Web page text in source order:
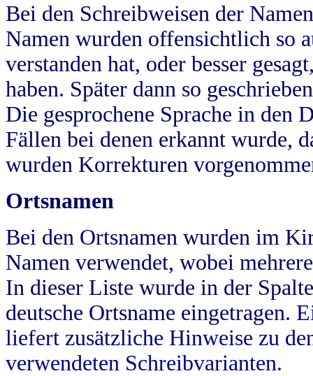
Bei den Schreibweisen der
Namen wurden offensichtlich so
verstanden hat, oder besser
haben. Später dann so
Die gesprochene Sprache in
Fällen bei denen erkannt wurde,
wurden Korrekturen
Ortsnamen
Bei den Ortsnamen wurden im
Namen verwendet, wobei
In dieser Liste wurde in der
deutsche Ortsname eingetragen.
liefert zusätzliche Hinweise zu
verwendeten Schreibvarianten.